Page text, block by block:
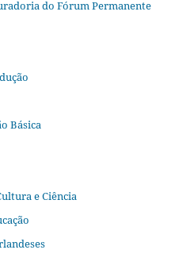
do Fórum Permanente
Básica
e Ciência